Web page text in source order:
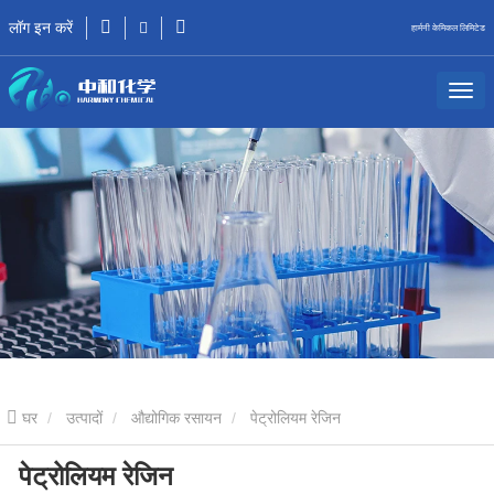
लॉग इन करें हार्मनी केमिकल लिमिटेड
घर उत्पादों औद्योगिक रसायन पेट्रोलियम रेजिन
पेट्रोलियम रेजिन